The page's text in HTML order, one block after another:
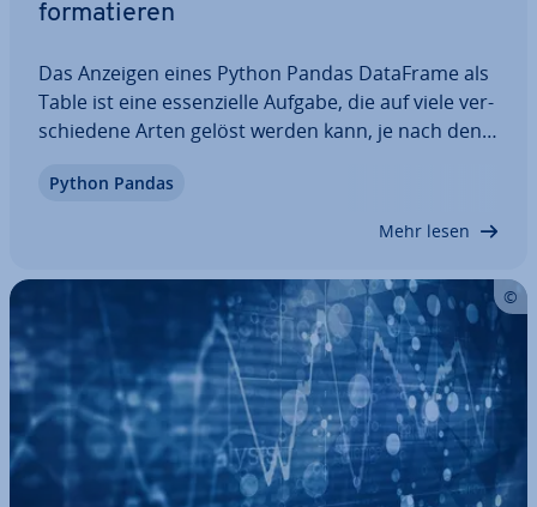
for­ma­tie­ren
Das Anzeigen eines Python Pandas DataFrame als
Table ist eine es­sen­zi­el­le Aufgabe, die auf viele ver­
schie­de­ne Arten gelöst werden kann, je nach den
for­ma­tier­te HTML-Tabelle oder Vi­sua­li­sie­rung in
Python Pandas
Mehr lesen